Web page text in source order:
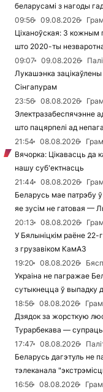
беларусамі з нагоды
09:56
09.08.2026
Ціханоўская: З кожным
што 2020-ты
09:07
09.08.2026
Лукашэнка
Сінгапурам
23:56
08.08.2026
Электразабеспячэнне
што пацярпелі ад
21:54
08.08.2026
Вячорка: Цікавасць да
нашу суб'ектнасць
21:44
08.08.2026
Беларусь мае патрэбу ў
яе зусім не гатовая —
20:13
08.08.2026
У Бялыніцкім раёне 22-
з грузавіком КамАЗ
19:20
08.08.2026
Украіна не пагражае
сутыкнецца ў выпадку
18:56
08.08.2026
Дзядок за жорсткую
Турарбекава — супраць
17:47
08.08.2026
Беларусь дагэтуль не
тэлеканала
16:56
08.08.2026